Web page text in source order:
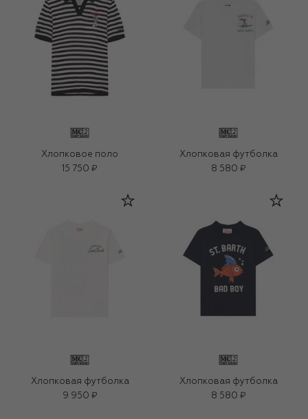
Хлопковое поло
15 750 ₽
Хлопковая футболка
8 580 ₽
Хлопковая футболка
9 950 ₽
Хлопковая футболка
8 580 ₽